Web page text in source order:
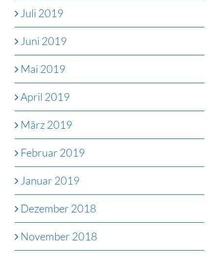
Juli 2019
Juni 2019
Mai 2019
April 2019
März 2019
Februar 2019
Januar 2019
Dezember 2018
November 2018